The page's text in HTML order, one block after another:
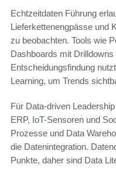
Echtzeitdaten Führung
Lieferkettenengpässe und
zu beobachten. Tools wie
Dashboards mit
Entscheidungsfindung
Learning, um Trends
Für Data-driven
ERP, IoT-Sensoren und
Prozesse und Data
die Datenintegration.
Punkte, daher sind Data